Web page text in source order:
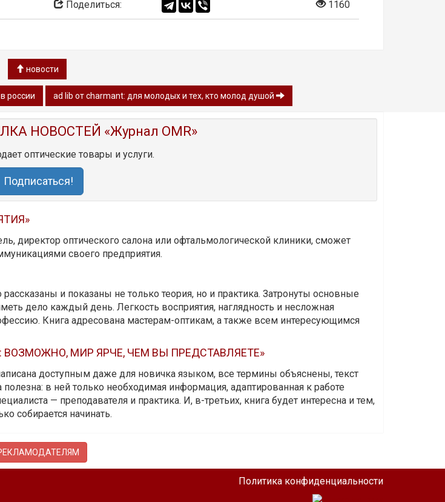
Поделиться: 1160
новости
россии ad lib от charmant: для молодых и тех, кто молод душой
НОВОСТЕЙ «Журнал OMR»
оптические товары и услуги.
Подписаться!
директор оптического салона или офтальмологической клиники, сможет
своего предприятия.
и показаны не только теория, но и практика. Затронуты основные
дело каждый день. Легкость восприятия, наглядность и несложная
Книга адресована мастерам-оптикам, а также всем интересующимся
МИР ЯРЧЕ, ЧЕМ ВЫ ПРЕДСТАВЛЯЕТЕ»
доступным даже для новичка языком, все термины объяснены, текст
в ней только необходимая информация, адаптированная к работе
— преподавателя и практика. И, в-третьих, книга будет интересна и тем,
собирается начинать.
Политика конфиденциальности